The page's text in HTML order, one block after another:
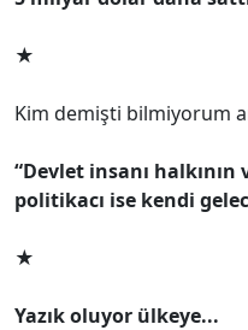
★
Kim demişti bilmiyorum
“Devlet insanı
politikacı ise kendi
★
Yazık oluyor ülkeye...